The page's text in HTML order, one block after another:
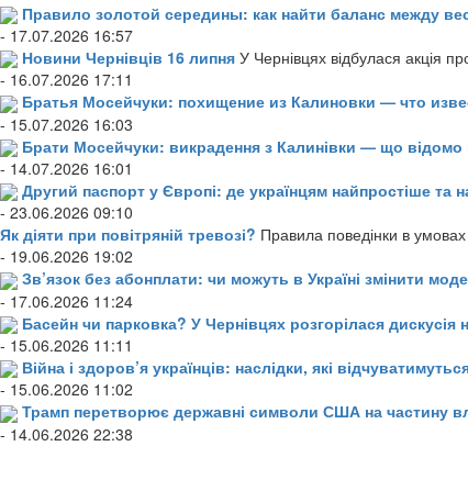
Правило золотой середины: как найти баланс между
- 17.07.2026 16:57
Новини Чернівців 16 липня У Чернівцях відбулася акція
- 16.07.2026 17:11
Братья Мосейчуки: похищение из Калиновки — что
- 15.07.2026 16:03
Брати Мосейчуки: викрадення з Калинівки — що відомо
- 14.07.2026 16:01
Другий паспорт у Європі: де українцям найпростіше
- 23.06.2026 09:10
Як діяти при повітряній тревозі? Правила поведінки в умовах
- 19.06.2026 19:02
Зв’язок без абонплати: чи можуть в Україні змінити
- 17.06.2026 11:24
Басейн чи парковка? У Чернівцях розгорілася дискусія
- 15.06.2026 11:11
Війна і здоров’я українців: наслідки, які
- 15.06.2026 11:02
Трамп перетворює державні символи США на частину
- 14.06.2026 22:38